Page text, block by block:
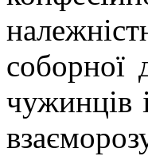
соборної
чужинців